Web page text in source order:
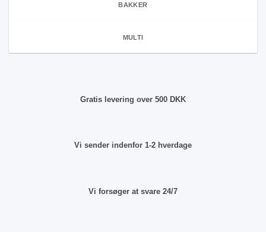
BAKKER
MULTI
Gratis levering over 500 DKK
Vi sender indenfor 1-2 hverdage
Vi forsøger at svare 24/7